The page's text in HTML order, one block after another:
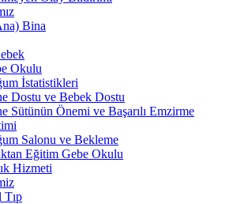
Bina
Okulu
İstatistikleri
Dostu ve Bebek Dostu
Sütünün Önemi ve Başarılı Emzirme
Salonu ve Bekleme
Eğitim Gebe Okulu
Hizmeti
Tıp